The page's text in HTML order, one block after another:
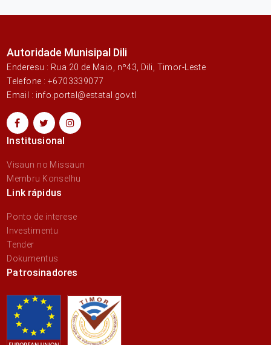
Autoridade Munisipal Dili
Enderesu : Rua 20 de Maio, nº43, Dili, Timor-Leste
Telefone : +6703339077
Email : info.portal@estatal.gov.tl
Institusional
Visaun no Missaun
Membru Konselhu
Link rápidus
Ponto de interese
Investimentu
Tender
Dokumentus
Patrosinadores